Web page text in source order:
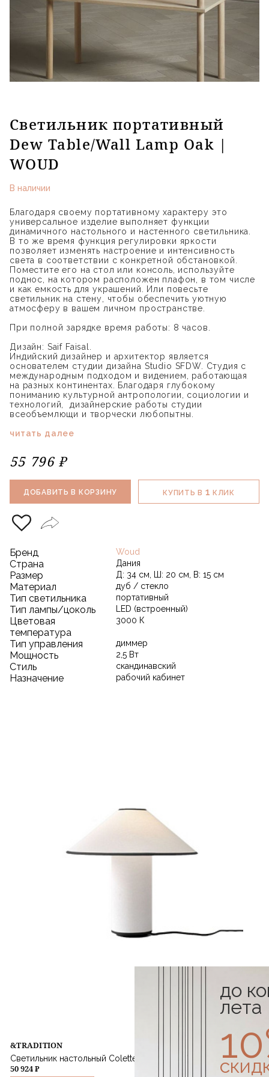
Светильник портативный
Dew Table/Wall Lamp Oak |
WOUD
В наличии
Благодаря своему портативному характеру это
универсальное изделие выполняет функции
динамичного настольного и настенного светильника.
В то же время функция регулировки яркости
позволяет изменять настроение и интенсивность
света в соответствии с конкретной обстановкой.
Поместите его на стол или консоль, используйте
поднос, на котором расположен плафон, в том числе
и как емкость для украшений. Или повесьте
светильник на стену, чтобы обеспечить уютную
атмосферу в вашем личном пространстве.
При полной зарядке время работы: 8 часов.
Дизайн: Saif Faisal.
Индийский дизайнер и архитектор является
основателем студии дизайна Studio SFDW. Студия с
международным подходом и видением, работающая
на разных континентах. Благодаря глубокому
пониманию культурной антропологии, социологии и
технологий, дизайнерские работы студии
всеобъемлющи и творчески любопытны.
читать далее
55 796 ₽
ДОБАВИТЬ В КОРЗИНУ КУПИТЬ В 1 КЛИК
Бренд Woud
Страна Дания
Размер Д: 34 см, Ш: 20 см, В: 15 см
Материал дуб / стекло
Тип светильника портативный
Тип лампы/цоколь LED (встроенный)
Цветовая
температура
3000 К
Тип управления диммер
Мощность 2,5 Вт
Стиль скандинавский
Назначение рабочий кабинет
&TRADITION
Светильник настольный Colette White & Black
50 924 ₽
до
лета